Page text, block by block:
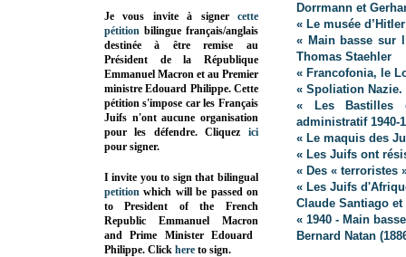
Dorrmann et
« Le musée
« Main basse sur
Thomas Staehler
« Francofonia, le
« Spoliation
« Les Bastilles
administratif 1940-
« Le maquis des
« Les Juifs ont
« Des « terroristes
« Les Juifs
Claude Santiago
« 1940 - Main
Bernard Natan
Je vous invite à signer cette
pétition bilingue français/anglais
destinée à être remise au
Président de la République
Emmanuel Macron et au Premier
ministre Edouard Philippe. Cette
pétition s'impose car les Français
Juifs n'ont aucune organisation
pour les défendre. Cliquez
ici
pour signer.
I invite you to sign that bilingual
petition which will be passed on
to President of the French
Republic Emmanuel Macron
and Prime MinisterEdouard
Philippe. Click here to sign.